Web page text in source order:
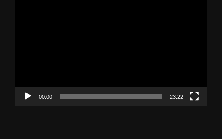
c
00:00 23:22